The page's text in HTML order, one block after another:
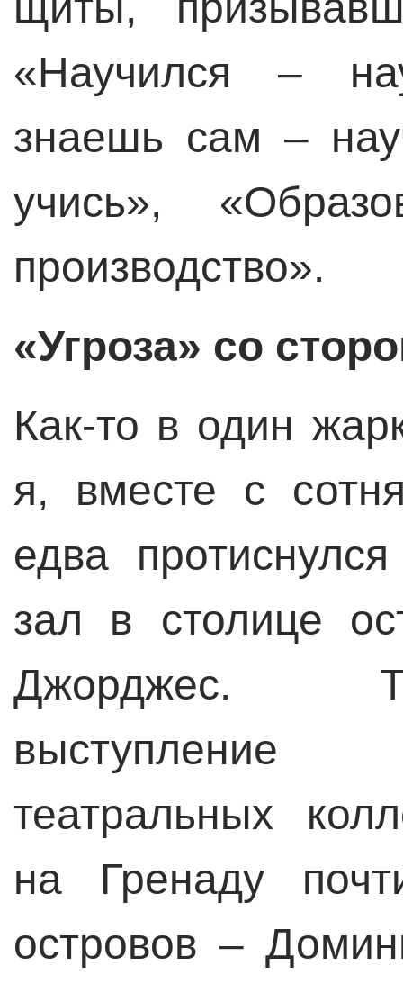
«Научился –
знаешь сам –
учись»,
производство».
«Угроза» со
Как-то в один
я, вместе с
едва
зал в столице
Джорджес.
театральных
на Гренаду
островов –